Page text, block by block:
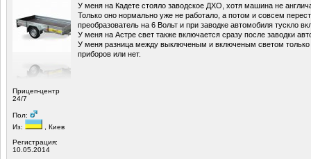
Прицеп-центр
24/7
Пол:
Из:
, Киев
Регистрация:
10.05.2014
У меня на Кадете стояло заводское ДХО, хотя машина не
Только оно нормально уже не работало, а потом и совсем
преобразователь на 6 Вольт и при заводке автомобиля тускло
У меня на Астре свет также включается сразу после заводки
У меня разница между выключеным и включеным светом только
приборов или нет.